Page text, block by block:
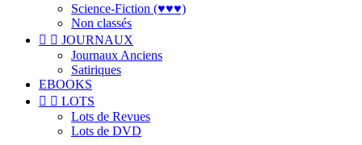
Science-Fiction (♥♥♥)
Non classés
  JOURNAUX
Journaux Anciens
Satiriques
EBOOKS
  LOTS
Lots de Revues
Lots de DVD